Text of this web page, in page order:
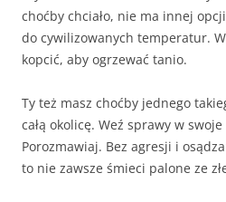
choćby chciało, nie ma innej
do cywilizowanych temperatur.
kopcić, aby ogrzewać tanio.
Ty też masz choćby jednego
całą okolicę. Weź sprawy w swoje
Porozmawiaj. Bez agresji i
to nie zawsze śmieci palone ze